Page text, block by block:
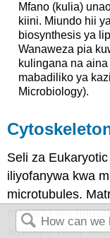
Mfano (kulia)
kiini. Miundo hii
biosynthesis ya
Wanaweza pia
kulingana na aina
mabadiliko ya
Microbiology).
Seli za
iliyofanywa kwa
microtubules.
msaada wa
ambayo vifaa